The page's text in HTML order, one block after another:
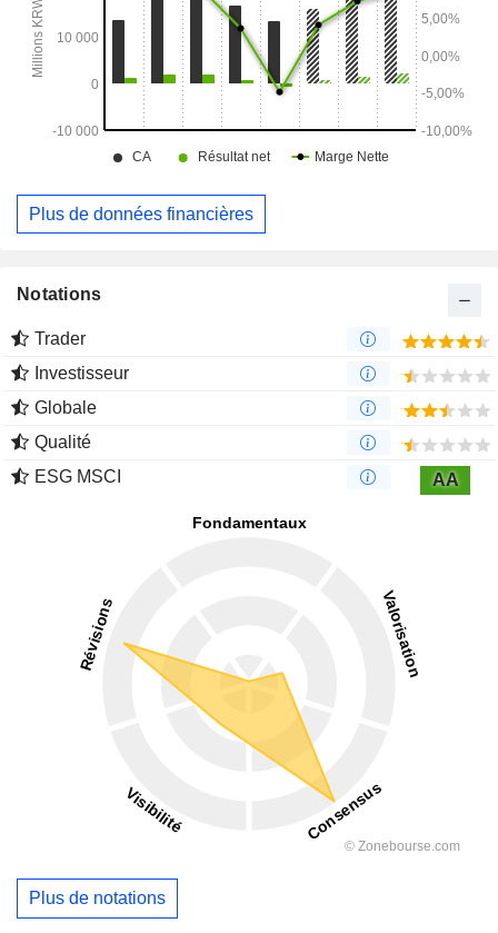
Plus de données financières
Notations
Trader
Investisseur
Globale
Qualité
ESG MSCI
AA
Plus de notations